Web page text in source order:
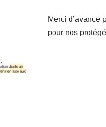
Merci d’avance
pour nos